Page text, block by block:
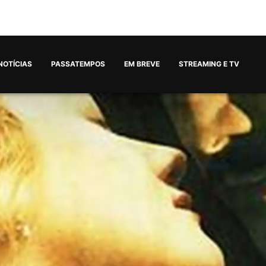
PASSATEMPOS EM BREVE STREAMING E TV